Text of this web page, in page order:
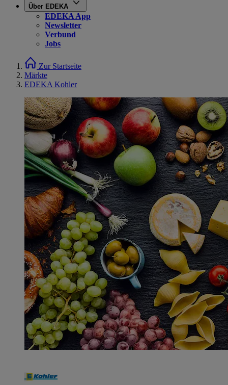
Über EDEKA
EDEKA App
Newsletter
Verbund
Jobs
Zur Startseite
Märkte
EDEKA Kohler